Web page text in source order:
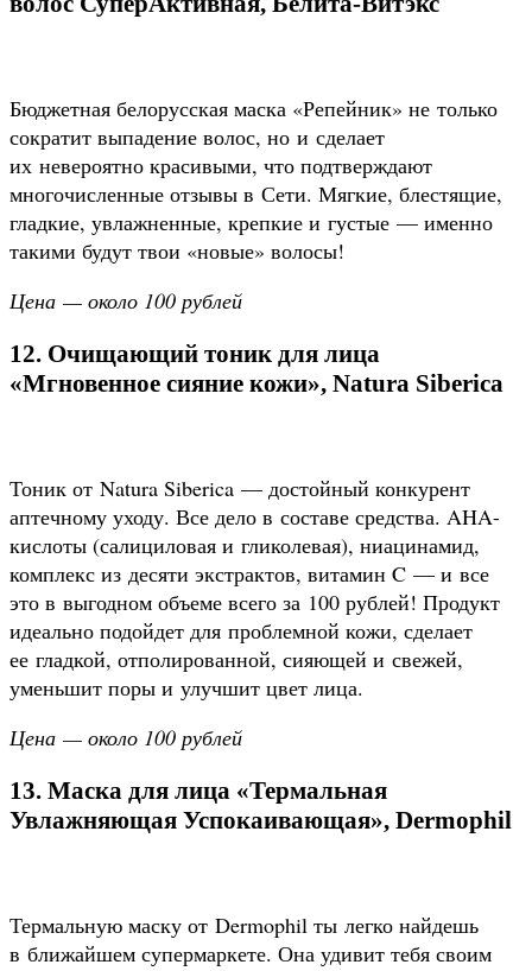
Бюджетная белорусская маска «Репейник» не только
сократит выпадение волос, но и сделает
их невероятно красивыми, что подтверждают
многочисленные отзывы в Сети. Мягкие, блестящие,
гладкие, увлажненные, крепкие и густые — именно
такими будут твои «новые» волосы!
Цена — около 100 рублей
12. Очищающий тоник для лица
«Мгновенное сияние кожи», Natura Siberica
Тоник от Natura Siberica — достойный конкурент
аптечному уходу. Все дело в составе средства. AHA-
кислоты (салициловая и гликолевая), ниацинамид,
комплекс из десяти экстрактов, витамин C — и все
это в выгодном объеме всего за 100 рублей! Продукт
идеально подойдет для проблемной кожи, сделает
ее гладкой, отполированной, сияющей и свежей,
уменьшит поры и улучшит цвет лица.
Цена — около 100 рублей
13. Маска для лица «Термальная
Увлажняющая Успокаивающая», Dermophil
Термальную маску от Dermophil ты легко найдешь
в ближайшем супермаркете. Она удивит тебя своим